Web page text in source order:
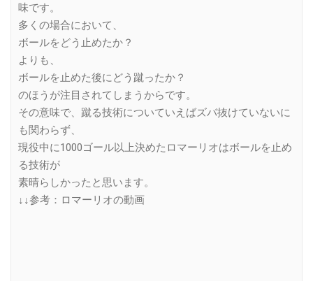
味です。
多くの場合において、
ボールをどう止めたか？
よりも、
ボールを止めた後にどう蹴ったか？
のほうが注目されてしまうからです。
その意味で、蹴る技術についていえばズバ抜けていないに
も関わらず、
現役中に1000ゴール以上決めたロマーリオはボールを止め
る技術が
素晴らしかったと思います。
↓↓参考：ロマーリオの動画